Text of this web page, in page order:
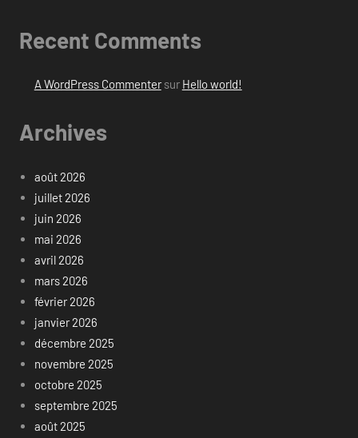
Recent Comments
A WordPress Commentersur Hello world!
Archives
août 2026
juillet 2026
juin 2026
mai 2026
avril 2026
mars 2026
février 2026
janvier 2026
décembre 2025
novembre 2025
octobre 2025
septembre 2025
août 2025